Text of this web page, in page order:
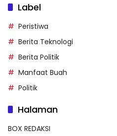
Label
Peristiwa
Berita Teknologi
Berita Politik
Manfaat Buah
Politik
Halaman
BOX REDAKSI